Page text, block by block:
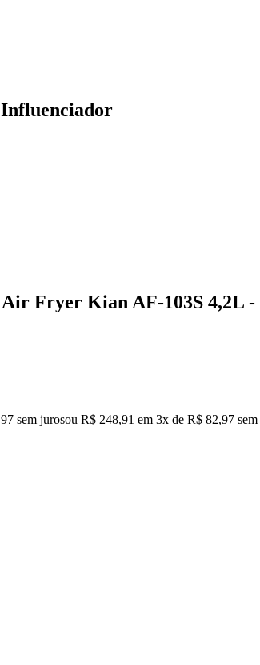
Influenciador
Fryer Kian AF-103S 4,2L -
sem jurosou R$ 248,91 em 3x de R$ 82,97